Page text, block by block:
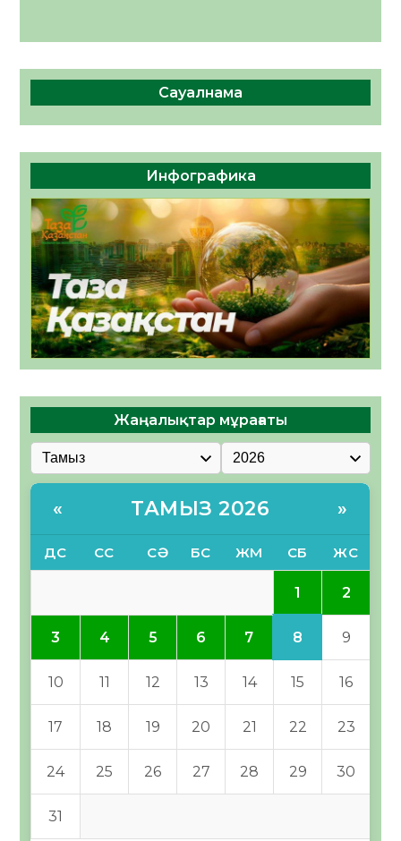
Сауалнама
Инфографика
Жаңалықтар мұрағаты
« ТАМЫЗ 2026 »
ДС СС СӘ БС ЖМ СБ ЖС
1 2
3 4 5 6 7 8 9
10 11 12 13 14 15 16
17 18 19 20 21 22 23
24 25 26 27 28 29 30
31